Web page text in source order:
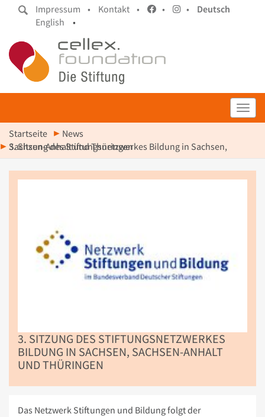
Impressum • Kontakt • • •
Deutsch
English
•
Startseite
News
3. Sitzung des Stiftungsnetzwerkes Bildung in Sachsen, Sachsen-Anhalt und Thüringen
3. SITZUNG DES STIFTUNGSNETZWERKES
BILDUNG IN SACHSEN, SACHSEN-ANHALT
UND THÜRINGEN
Das Netzwerk Stiftungen und Bildung folgt der